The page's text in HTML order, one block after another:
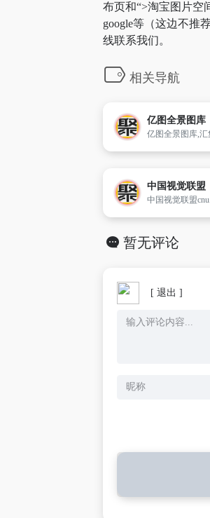
布页和“>淘宝图片空
google等（这边不推
线联系我们。
相关导航
亿图全景图库
中国视觉联盟
暂无评论
[ 退出 ]